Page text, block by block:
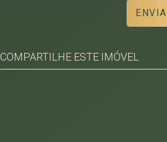
COMPARTILHE ESTE IMÓVEL